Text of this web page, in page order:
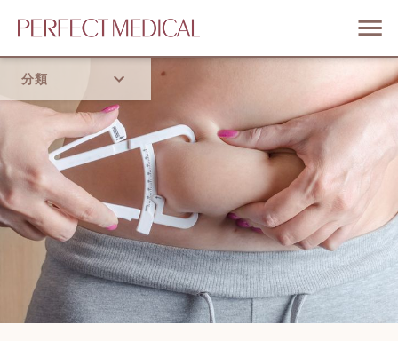
分類
首頁
流行趨勢